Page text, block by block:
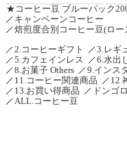
★コーヒー豆 ブルーパック
キャンペーンコーヒー
焙煎度合別コーヒー豆(ロー
2.コーヒーギフト
3.レギ
5.カフェインレス
6.水出
8.お菓子 Others
9.インス
11.コーヒー関連商品
12.
13.お買い得商品
ドンゴ
ALL.コーヒー豆